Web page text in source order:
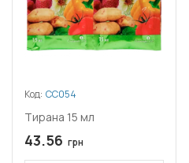
Код: СС054
Тирана 15 мл
43.56 грн